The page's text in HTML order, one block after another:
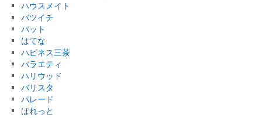
ハウスメイト
バツイチ
バット
はてな
ハピネス三茶
バラエティ
ハリウッド
バリスタ
パレード
ぱれっと